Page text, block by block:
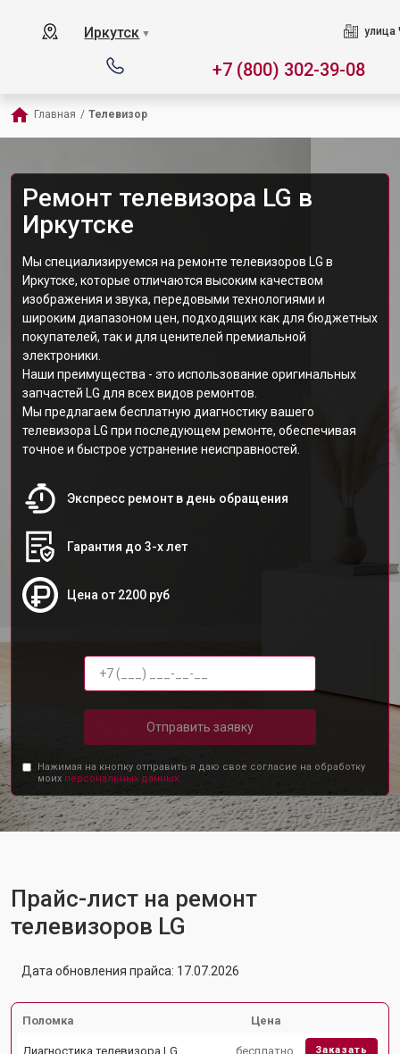
Иркутск ▼ улица
+7 (800) 302-39-08
Главная / Телевизор
Ремонт телевизора LG в
Иркутске
Мы специализируемся на ремонте телевизоров LG в
Иркутске, которые отличаются высоким качеством
изображения и звука, передовыми технологиями и
широким диапазоном цен, подходящих как для бюджетных
покупателей, так и для ценителей премиальной
электроники.
Наши преимущества - это использование оригинальных
запчастей LG для всех видов ремонтов.
Мы предлагаем бесплатную диагностику вашего
телевизора LG при последующем ремонте, обеспечивая
точное и быстрое устранение неисправностей.
Экспресс ремонт в день обращения
Гарантия до 3-х лет
Цена от 2200 руб
Отправить заявку
Нажимая на кнопку отправить я даю свое согласие на обработку
моих персональных данных.
Прайс-лист на ремонт
телевизоров LG
Дата обновления прайса: 17.07.2026
Поломка Цена
Диагностика телевизора LG бесплатно Заказать